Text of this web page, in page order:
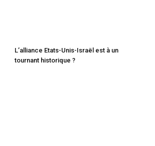
L’alliance Etats-Unis-Israël est à un
tournant historique ?